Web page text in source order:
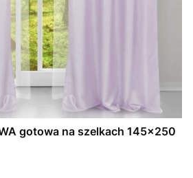
gotowa na szelkach 145x250